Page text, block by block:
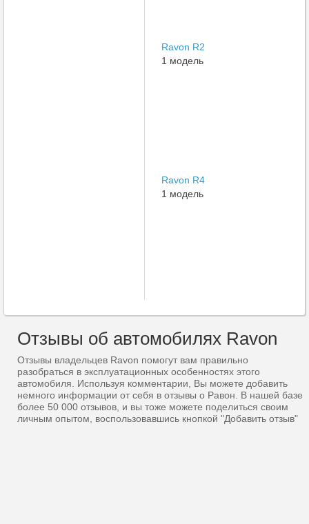
Ravon R2
1 модель
Ravon R4
1 модель
Отзывы об автомобилях Ravon
Отзывы владельцев Ravon помогут вам правильно
разобраться в эксплуатационных особенностях этого
автомобиля. Используя комментарии, Вы можете добавить
немного информации от себя в отзывы о Равон. В нашей базе
более 50 000 отзывов, и вы тоже можете поделиться своим
личным опытом, воспользовавшись кнопкой "Добавить отзыв"